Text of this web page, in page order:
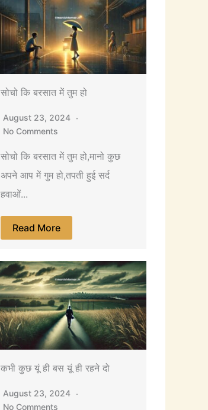
सोचो कि बरसात में तुम हो
August 23, 2024
No Comments
सोचो कि बरसात में तुम हो,मानो कुछ
अपने आप में गुम हो,तपती हुई सर्द
हवाओं...
Read More
कभी कुछ यूं ही बस यूं ही रहने दो
August 23, 2024
No Comments